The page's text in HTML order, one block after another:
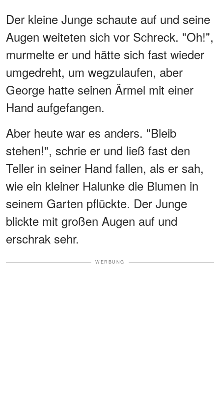
Der kleine Junge schaute auf und seine
Augen weiteten sich vor Schreck. "Oh!",
murmelte er und hätte sich fast wieder
umgedreht, um wegzulaufen, aber
George hatte seinen Ärmel mit einer
Hand aufgefangen.
Aber heute war es anders. "Bleib
stehen!", schrie er und ließ fast den
Teller in seiner Hand fallen, als er sah,
wie ein kleiner Halunke die Blumen in
seinem Garten pflückte. Der Junge
blickte mit großen Augen auf und
erschrak sehr.
WERBUNG